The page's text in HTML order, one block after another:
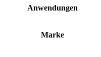
Anwendungen
Marke